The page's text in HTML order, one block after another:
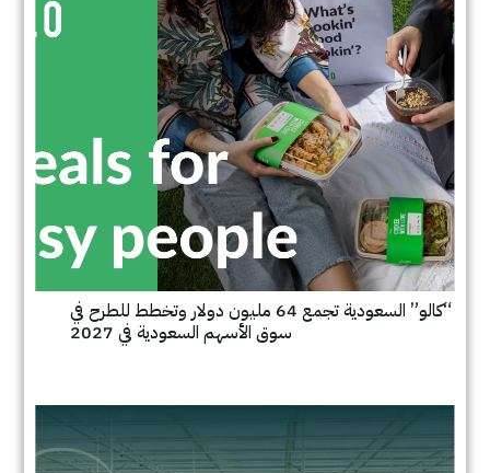
“كالو” السعودية تجمع 64 مليون دولار وتخطط للطرح في
سوق الأسهم السعودية في 2027